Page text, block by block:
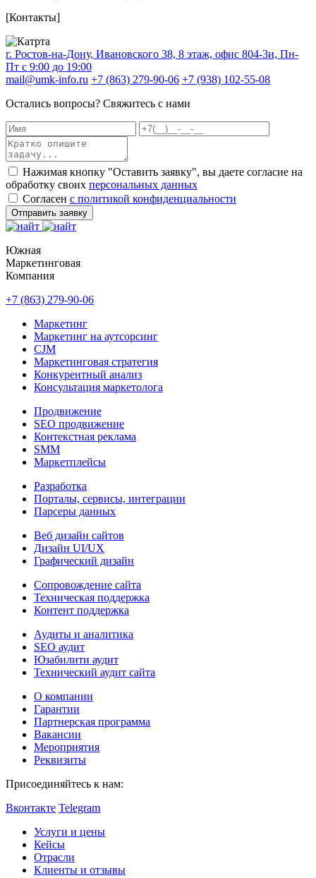
[Контакты]
г. Ростов-на-Дону, Ивановского 38, 8 этаж, офис 804-3и, Пн-
Пт с 9:00 до 19:00
mail@umk-info.ru +7 (863) 279-90-06 +7 (938) 102-55-08
Остались вопросы? Свяжитесь с нами
Нажимая кнопку "Оставить заявку", вы даете согласие на
обработку своих персональных данных
Согласен с политикой конфиденциальности
Отправить заявку
Южная
Маркетинговая
Компания
+7 (863) 279-90-06
Маркетинг
Маркетинг на аутсорсинг
CJM
Маркетинговая стратегия
Конкурентный анализ
Консультация маркетолога
Продвижение
SEO продвижение
Контекстная реклама
SMM
Маркетплейсы
Разработка
Порталы, сервисы, интеграции
Парсеры данных
Веб дизайн сайтов
Дизайн UI/UX
Графический дизайн
Сопровождение сайта
Техническая поддержка
Контент поддержка
Аудиты и аналитика
SEO аудит
Юзабилити аудит
Технический аудит сайта
О компании
Гарантии
Партнерская программа
Вакансии
Мероприятия
Реквизиты
Присоединяйтесь к нам:
Вконтакте Telegram
Услуги и цены
Кейсы
Отрасли
Клиенты и отзывы